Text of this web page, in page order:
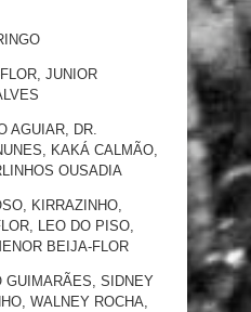
JUNIOR
AGUIAR, DR.
KAKÁ CALMÃO,
OUSADIA
KIRRAZINHO,
LEO DO PISO,
BEIJA-FLOR
GUIMARÃES, SIDNEY
WALNEY ROCHA,